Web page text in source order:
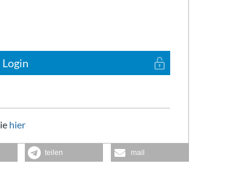
Login
hier
teilen mail